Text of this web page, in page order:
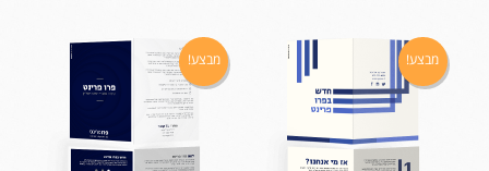
מבצע! מבצע!